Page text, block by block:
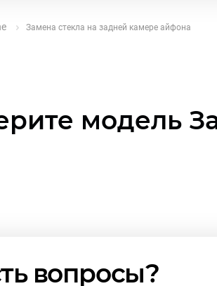
Замена стекла на задней камере айфона
модель
вопросы?